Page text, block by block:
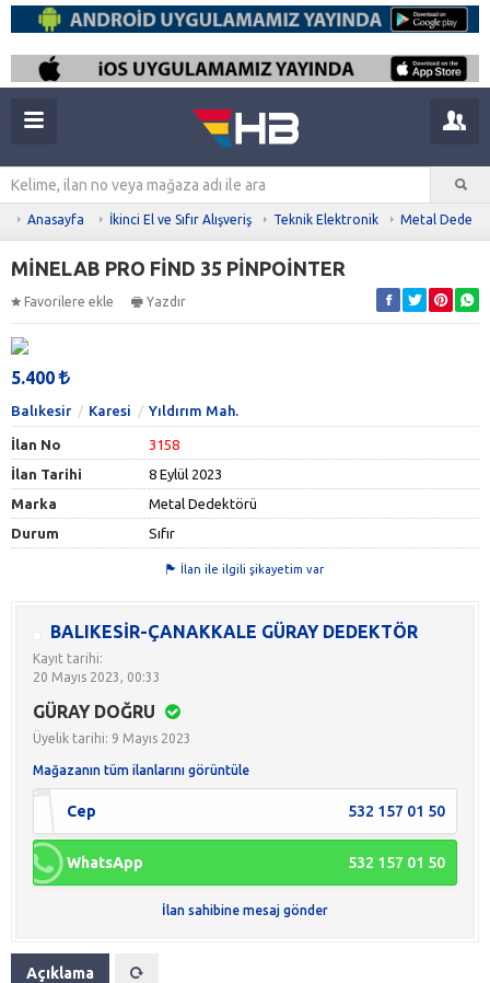
Anasayfa İkinci El ve Sıfır Alışveriş Teknik Elektronik Metal
MİNELAB PRO FİND 35 PİNPOİNTER
Favorilere ekle Yazdır
5.400
Balıkesir Karesi Yıldırım Mah.
İlan No
3158
İlan Tarihi
8 Eylül 2023
Marka
Metal Dedektörü
Durum
Sıfır
İlan ile ilgili şikayetim var
BALIKESİR-ÇANAKKALE GÜRAY DEDEKTÖR
Kayıt tarihi:
20 Mayıs 2023, 00:33
GÜRAY DOĞRU
Üyelik tarihi: 9 Mayıs 2023
Mağazanın tüm ilanlarını görüntüle
Cep 532 157 01 50
WhatsApp 532 157 01 50
İlan sahibine mesaj gönder
Açıklama